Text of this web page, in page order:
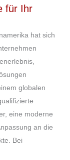
für Ihr
hat sich
globalen
eine moderne
an die
Bei